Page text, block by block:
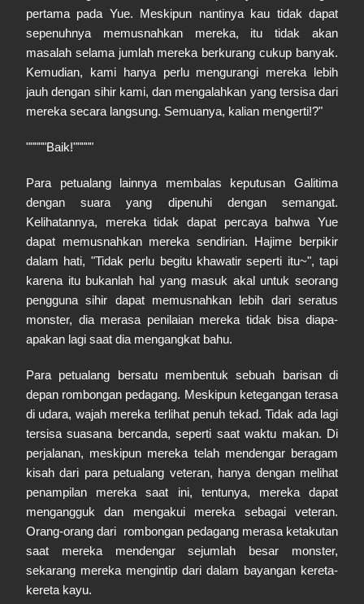
pertama pada Yue. Meskipun nantinya kau tidak dapat
sepenuhnya memusnahkan mereka, itu tidak akan
masalah selama jumlah mereka berkurang cukup banyak.
Kemudian, kami hanya perlu mengurangi mereka lebih
jauh dengan sihir kami, dan mengalahkan yang tersisa dari
mereka secara langsung. Semuanya, kalian mengerti!?"
"""""Baik!"""""
Para petualang lainnya membalas keputusan Galitima
dengan suara yang dipenuhi dengan semangat.
Kelihatannya, mereka tidak dapat percaya bahwa Yue
dapat memusnahkan mereka sendirian. Hajime berpikir
dalam hati, "Tidak perlu begitu khawatir seperti itu~", tapi
karena itu bukanlah hal yang masuk akal untuk seorang
pengguna sihir dapat memusnahkan lebih dari seratus
monster, dia merasa penilaian mereka tidak bisa diapa-
apakan lagi saat dia mengangkat bahu.
Para petualang bersatu membentuk sebuah barisan di
depan rombongan pedagang. Meskipun ketegangan terasa
di udara, wajah mereka terlihat penuh tekad. Tidak ada lagi
tersisa suasana bercanda, seperti saat waktu makan. Di
perjalanan, meskipun mereka telah mendengar beragam
kisah dari para petualang veteran, hanya dengan melihat
penampilan mereka saat ini, tentunya, mereka dapat
mengangguk dan mengakui mereka sebagai veteran.
Orang-orang dari rombongan pedagang merasa ketakutan
saat mereka mendengar sejumlah besar monster,
sekarang mereka mengintip dari dalam bayangan kereta-
kereta kayu.